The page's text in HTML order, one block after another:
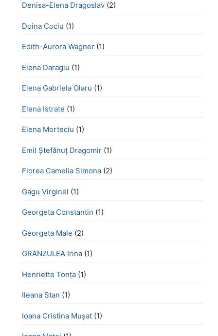
Denisa-Elena Dragoslav (2)
Doina Cociu (1)
Edith-Aurora Wagner (1)
Elena Daragiu (1)
Elena Gabriela Olaru (1)
Elena Istrate (1)
Elena Morteciu (1)
Emil Ștefănuț Dragomir (1)
Florea Camelia Simona (2)
Gagu Virginel (1)
Georgeta Constantin (1)
Georgeta Male (2)
GRANZULEA Irina (1)
Henriette Tonţa (1)
Ileana Stan (1)
Ioana Cristina Mușat (1)